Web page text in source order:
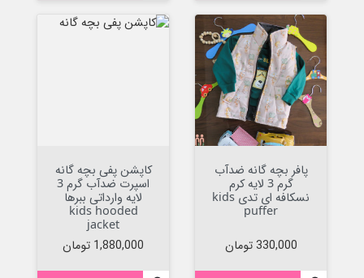
پافر بچه گانه ضدآب
گرم 3 لایه کرم
نسکافه ای تدی kids
puffer
قیمت
330,000 تومان
کاپشن پفی بچه گانه
اسپرت ضدآب گرم 3
لایه وارداتی ببرها
kids hooded
jacket
قیمت
1,880,000 تومان